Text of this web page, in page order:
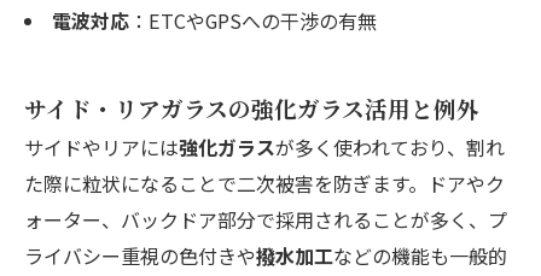
電波対応：ETCやGPSへの干渉の有無
サイド・リアガラスの強化ガラス活用と例外
サイドやリアには強化ガラスが多く使われており、割れ
た際に粒状になることで二次被害を防ぎます。ドアやク
ォーター、バックドア部分で採用されることが多く、プ
ライバシー重視の色付きや撥水加工などの機能も一般的